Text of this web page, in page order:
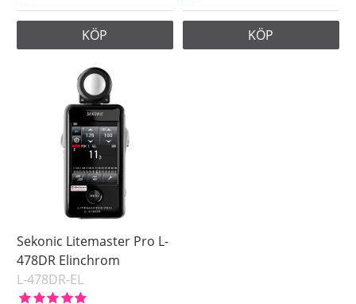
KÖP KÖP
Sekonic Litemaster Pro L-
478DR Elinchrom
L-478DR-EL